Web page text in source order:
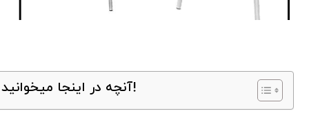
آنچه در اینجا میخوانید!